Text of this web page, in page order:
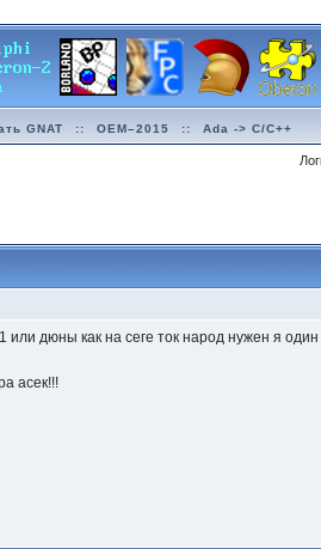
GNAT :: OEM–2015 :: Ada -> C/C++
или дюны как на сеге ток народ нужен я
асек!!!